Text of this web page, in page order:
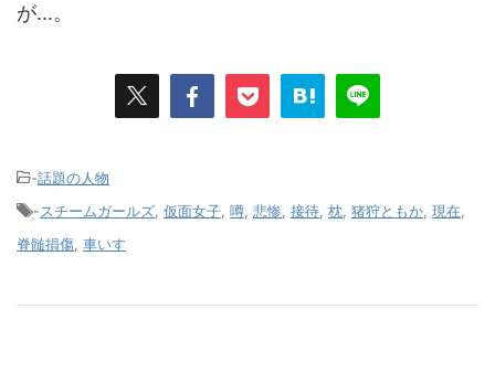
が...。
-話題の人物
-スチームガールズ 仮面女子 噂 悲惨 接待 枕 猪狩ともか 現在
脊髄損傷 車いす